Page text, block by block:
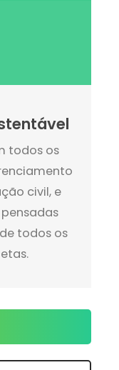
todos os
civil, e
todos os